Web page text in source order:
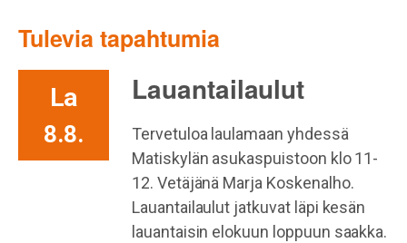
Tulevia tapahtumia
La
8.8.
Lauantailaulut
Tervetuloa laulamaan yhdessä
Matiskylän asukaspuistoon klo 11-
12. Vetäjänä Marja Koskenalho.
Lauantailaulut jatkuvat läpi kesän
lauantaisin elokuun loppuun saakka.